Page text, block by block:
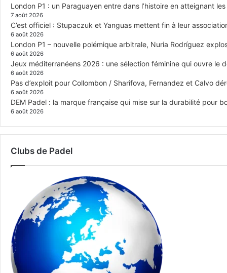
London P1 : un Paraguayen entre dans l’histoire en atteignant
7 août 2026
C’est officiel : Stupaczuk et Yanguas mettent fin à leur
6 août 2026
London P1 – nouvelle polémique arbitrale, Nuria Rodríguez
6 août 2026
Jeux méditerranéens 2026 : une sélection féminine qui ouvre le
6 août 2026
Pas d’exploit pour Collombon / Sharifova, Fernandez et Calvo
6 août 2026
DEM Padel : la marque française qui mise sur la durabilité pour
6 août 2026
Clubs de Padel